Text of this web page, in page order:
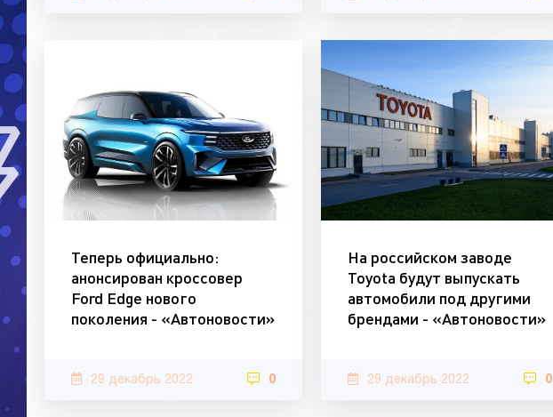
Теперь официально:
анонсирован кроссовер
Ford Edge нового
поколения - «Автоновости»
29 декабрь 2022 0
На российском заводе
Toyota будут выпускать
автомобили под другими
брендами - «Автоновости»
29 декабрь 2022 0